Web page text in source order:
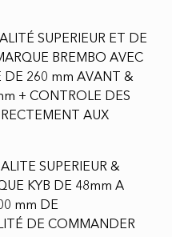
SUPERIEUR ET DE
BREMBO AVEC
DE 260 mm AVANT &
+ CONTROLE DES
AUX
SUPERIEUR &
KYB DE 48mm A
mm DE
DE COMMANDER